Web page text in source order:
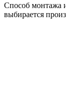
Способ монтажа
выбирается